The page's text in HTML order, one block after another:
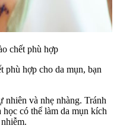
chết phù hợp
phù hợp cho da mụn, bạn
nhiên và nhẹ nhàng. Tránh
học có thể làm da mụn kích